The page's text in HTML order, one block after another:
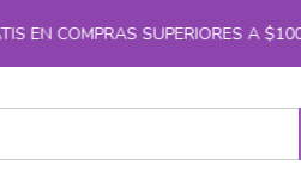
EN COMPRAS SUPERIORES A